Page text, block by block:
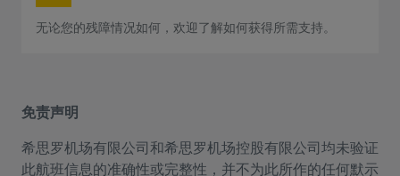
无论您的残障情况如何，欢迎了解如何获得所需支持。
免责声明
希思罗机场有限公司和希思罗机场控股有限公司均未验证
此航班信息的准确性或完整性，并不为此所作的任何默示